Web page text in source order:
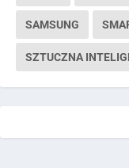
SAMSUNG
SZTUCZNA